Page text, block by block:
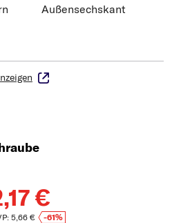
Außensechskant
€
5,66 €
-61%